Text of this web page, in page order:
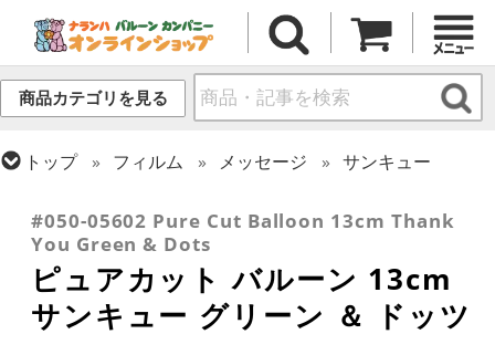
商品カテゴリを見る
トップ フィルム メッセージ
サンキュー
#050-05602 Pure Cut Balloon 13cm Thank
You Green & Dots
ピュアカット バルーン 13cm
サンキュー グリーン ＆ ドッツ